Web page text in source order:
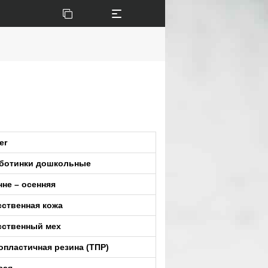
дошкольные
– осенняя
кожа
мех
резина (ТПР)